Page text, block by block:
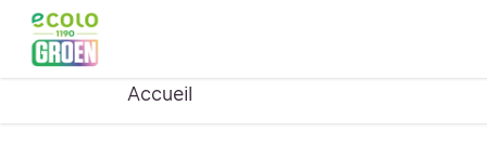
Ouvrir le menu
ACCUEIL
Montrer le sous-menu pour
Accueil